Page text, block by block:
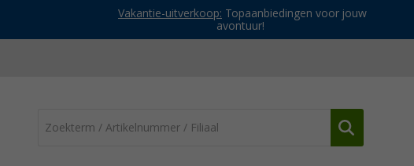
Vakantie-uitverkoop: Topaanbiedingen voor jouw
avontuur!